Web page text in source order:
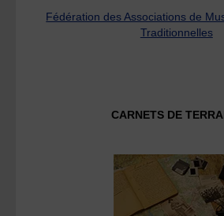
Fédération des Associations de
Traditionnelles
CARNETS DE